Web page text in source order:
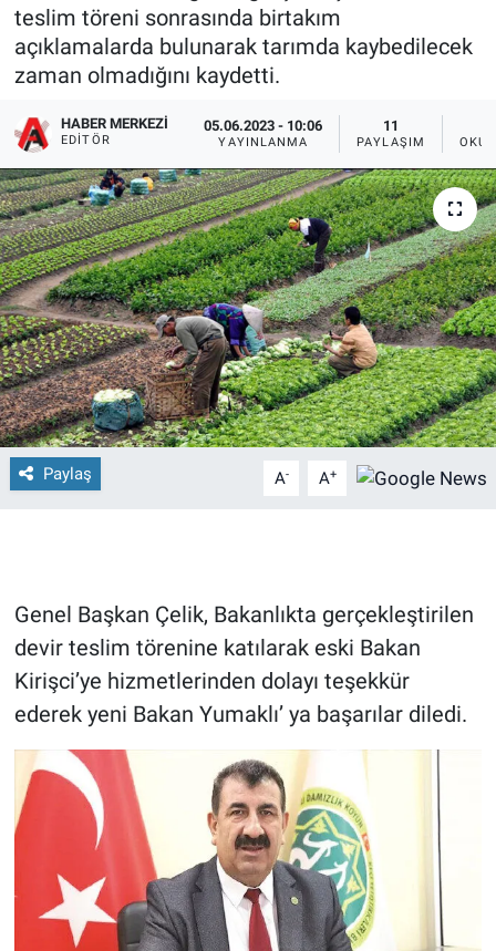
teslim töreni sonrasında birtakım
açıklamalarda bulunarak tarımda kaybedilecek
zaman olmadığını kaydetti.
HABER MERKEZI
EDITÖR
05.06.2023 - 10:06
YAYINLANMA
11
PAYLAŞIM
Paylaş A- A+
Genel Başkan Çelik, Bakanlıkta gerçekleştirilen
devir teslim törenine katılarak eski Bakan
Kirişci’ye hizmetlerinden dolayı teşekkür
ederek yeni Bakan Yumaklı’ ya başarılar diledi.